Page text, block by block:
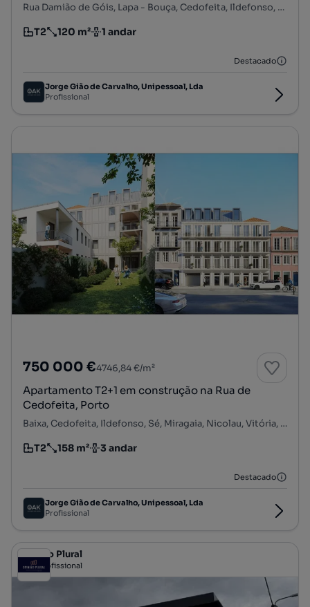
Rua Damião de Góis, Lapa - Bouça, Cedofeita, Ildefonso, Sé, Miragaia, Nicolau, Vitória, Porto, Porto
Tipologia
T2
Preço por metro quadrado
120 m²
Andar 1 andar
Destacado
Jorge Gião de Carvalho, Unipessoal, Lda
Profissional
750 000 €4746,84 €/m²
Apartamento T2+1 em construção na Rua de
Cedofeita, Porto
Baixa, Cedofeita, Ildefonso, Sé, Miragaia, Nicolau, Vitória, Porto, Porto
Tipologia
T2
Preço por metro quadrado
158 m²
Andar 3 andar
Destacado
Jorge Gião de Carvalho, Unipessoal, Lda
Profissional
Opinião Plural
Profissional